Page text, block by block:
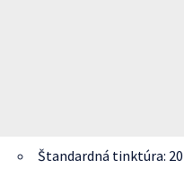
Štandardná tinktúra: